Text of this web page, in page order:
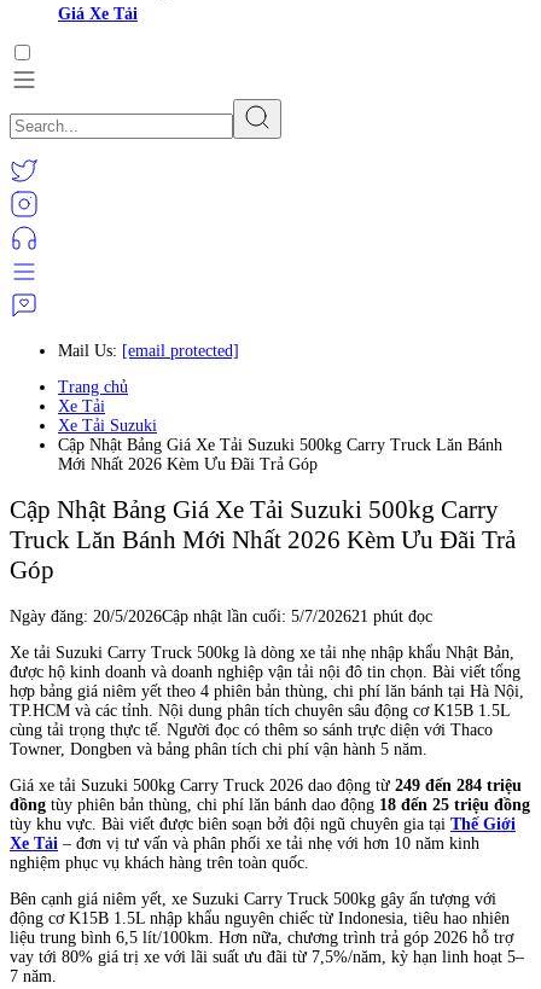
Giá Xe Tải
Mail Us: [email protected]
Trang chủ
Xe Tải
Xe Tải Suzuki
Cập Nhật Bảng Giá Xe Tải Suzuki 500kg Carry Truck Lăn Bánh
Mới Nhất 2026 Kèm Ưu Đãi Trả Góp
Cập Nhật Bảng Giá Xe Tải Suzuki 500kg Carry
Truck Lăn Bánh Mới Nhất 2026 Kèm Ưu Đãi Trả
Góp
Ngày đăng: 20/5/2026Cập nhật lần cuối: 5/7/202621 phút đọc
Xe tải Suzuki Carry Truck 500kg là dòng xe tải nhẹ nhập khẩu Nhật Bản,
được hộ kinh doanh và doanh nghiệp vận tải nội đô tin chọn. Bài viết tổng
hợp bảng giá niêm yết theo 4 phiên bản thùng, chi phí lăn bánh tại Hà Nội,
TP.HCM và các tỉnh. Nội dung phân tích chuyên sâu động cơ K15B 1.5L
cùng tải trọng thực tế. Người đọc có thêm so sánh trực diện với Thaco
Towner, Dongben và bảng phân tích chi phí vận hành 5 năm.
Giá xe tải Suzuki 500kg Carry Truck 2026 dao động từ 249 đến 284 triệu
đồng tùy phiên bản thùng, chi phí lăn bánh dao động 18 đến 25 triệu đồng
tùy khu vực. Bài viết được biên soạn bởi đội ngũ chuyên gia tại Thế Giới
Xe Tải – đơn vị tư vấn và phân phối xe tải nhẹ với hơn 10 năm kinh
nghiệm phục vụ khách hàng trên toàn quốc.
Bên cạnh giá niêm yết, xe Suzuki Carry Truck 500kg gây ấn tượng với
động cơ K15B 1.5L nhập khẩu nguyên chiếc từ Indonesia, tiêu hao nhiên
liệu trung bình 6,5 lít/100km. Hơn nữa, chương trình trả góp 2026 hỗ trợ
vay tới 80% giá trị xe với lãi suất ưu đãi từ 7,5%/năm, kỳ hạn linh hoạt 5–
7 năm.